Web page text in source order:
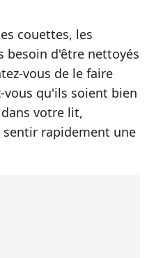
couettes, les
besoin d'être nettoyés
vous de le faire
vous qu'ils soient bien
votre lit,
rapidement une